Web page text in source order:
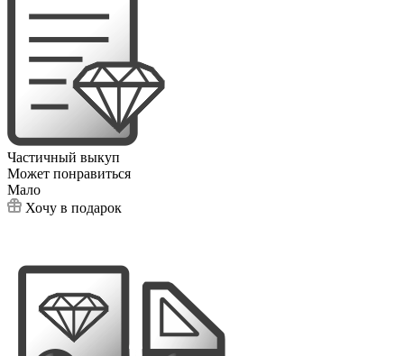
Частичный выкуп
Может понравиться
Мало
Хочу в подарок